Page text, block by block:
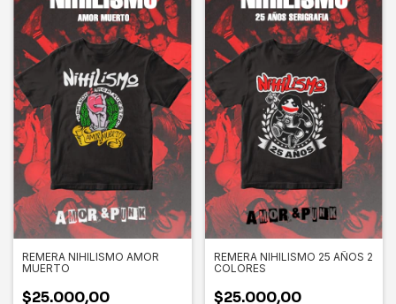
REMERA NIHILISMO AMOR
MUERTO
$25.000,00
REMERA NIHILISMO 25 AÑOS 2
COLORES
$25.000,00